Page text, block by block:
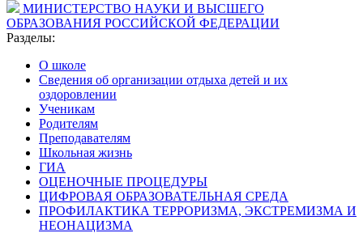
МИНИСТЕРСТВО НАУКИ И ВЫСШЕГО
ОБРАЗОВАНИЯ РОССИЙСКОЙ ФЕДЕРАЦИИ
Разделы:
О школе
Сведения об организации отдыха детей и их
оздоровлении
Ученикам
Родителям
Преподавателям
Школьная жизнь
ГИА
ОЦЕНОЧНЫЕ ПРОЦЕДУРЫ
ЦИФРОВАЯ ОБРАЗОВАТЕЛЬНАЯ СРЕДА
ПРОФИЛАКТИКА ТЕРРОРИЗМА, ЭКСТРЕМИЗМА И
НЕОНАЦИЗМА